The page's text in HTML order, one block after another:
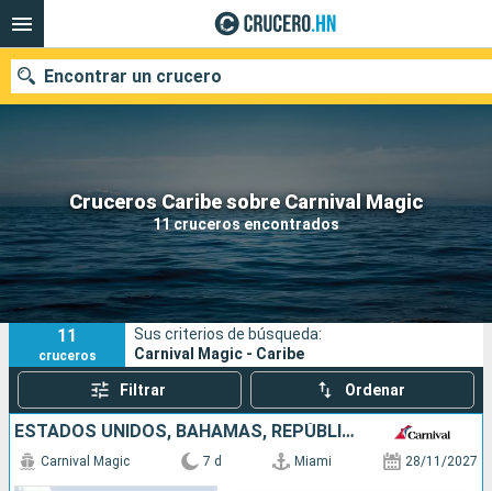
Cruceros Caribe sobre Carnival Magic
11 cruceros encontrados
Encontrar un crucero
Nuestros destinos
Fecha de salida
Puertos Compañías
Buscar
11
cruceros
Sus criterios de búsqueda:
Carnival Magic - Caribe
Filtrar Ordenar
ESTADOS UNIDOS, BAHAMAS, REPÚBLICA DOMINICANA
Carnival Magic 7 d Miami 28/11/2027